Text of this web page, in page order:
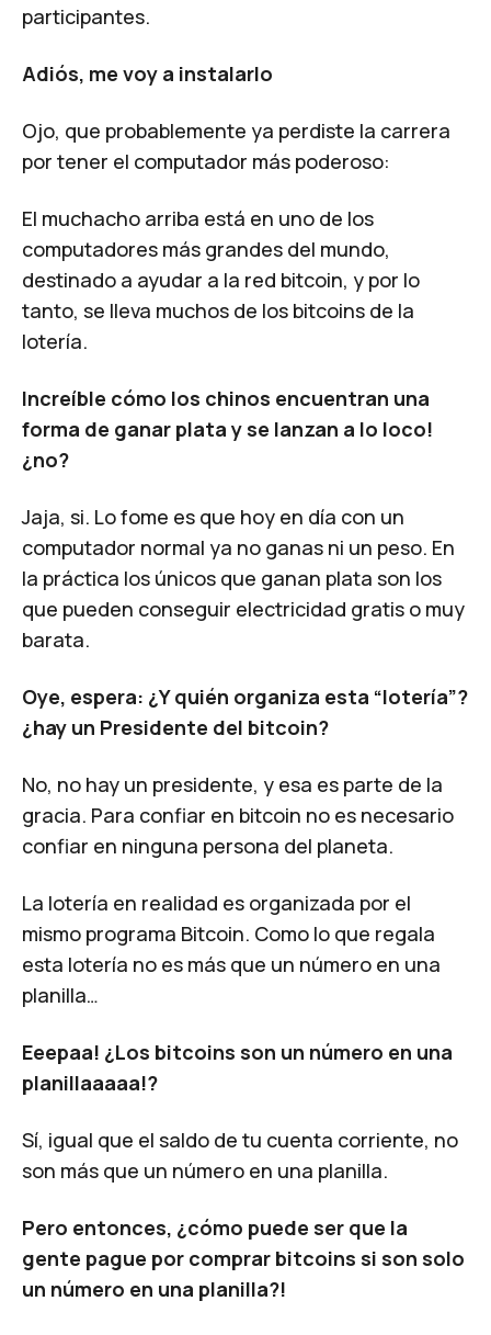
participantes.
Adiós, me voy a instalarlo
Ojo, que probablemente ya perdiste la carrera
por tener el computador más poderoso:
El muchacho arriba está en uno de los
computadores más grandes del mundo,
destinado a ayudar a la red bitcoin, y por lo
tanto, se lleva muchos de los bitcoins de la
lotería.
Increíble cómo los chinos encuentran una
forma de ganar plata y se lanzan a lo loco!
¿no?
Jaja, si. Lo fome es que hoy en día con un
computador normal ya no ganas ni un peso. En
la práctica los únicos que ganan plata son los
que pueden conseguir electricidad gratis o muy
barata.
Oye, espera: ¿Y quién organiza esta “lotería”?
¿hay un Presidente del bitcoin?
No, no hay un presidente, y esa es parte de la
gracia. Para confiar en bitcoin no es necesario
confiar en ninguna persona del planeta.
La lotería en realidad es organizada por el
mismo programa Bitcoin. Como lo que regala
esta lotería no es más que un número en una
planilla…
Eeepaa! ¿Los bitcoins son un número en una
planillaaaaa!?
Sí, igual que el saldo de tu cuenta corriente, no
son más que un número en una planilla.
Pero entonces, ¿cómo puede ser que la
gente pague por comprar bitcoins si son solo
un número en una planilla?!